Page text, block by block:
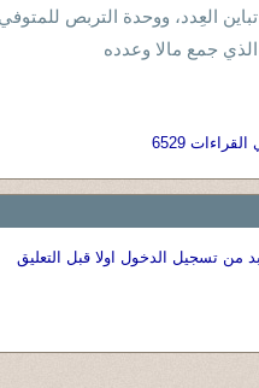
تباين العِدد، ووحدة التربص
الذي جمع مالا وعدده
6529
بد من تسجيل الدخول اولا قبل التعليق